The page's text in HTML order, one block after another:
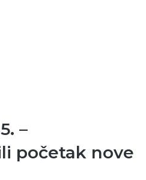
–
početak nove